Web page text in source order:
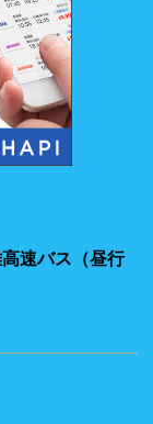
速バス（昼行